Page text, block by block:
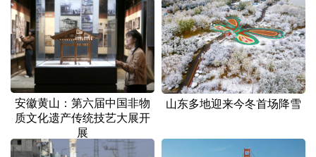
安徽黄山：第六届中国非物
质文化遗产传统技艺大展开
展
山东多地迎来今冬首场降雪